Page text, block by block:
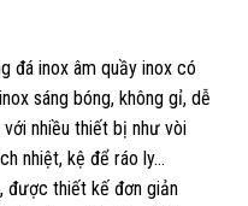
đá inox âm quầy inox có
sáng bóng, không gỉ, dễ
nhiều thiết bị như vòi
nhiệt, kệ để ráo ly…
được thiết kế đơn giản